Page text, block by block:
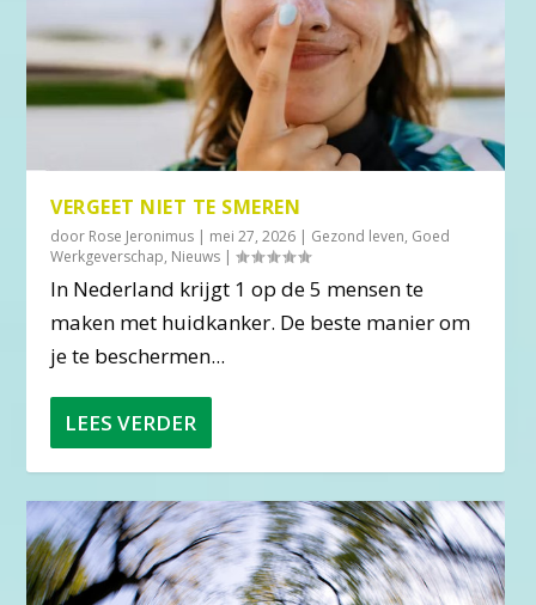
VERGEET NIET TE SMEREN
door Rose Jeronimus | mei 27, 2026 | Gezond leven, Goed
Werkgeverschap, Nieuws |
In Nederland krijgt 1 op de 5 mensen te
maken met huidkanker. De beste manier om
je te beschermen...
LEES VERDER